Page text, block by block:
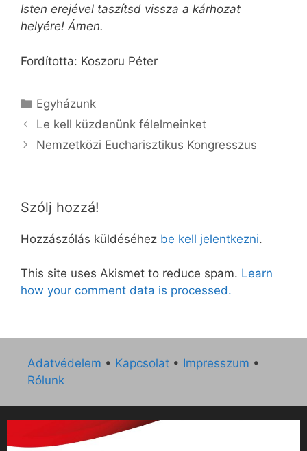
Isten erejével taszítsd vissza a kárhozat
helyére! Ámen.
Fordította: Koszoru Péter
Kategória
Egyházunk
Le kell küzdenünk félelmeinket
Nemzetközi Eucharisztikus Kongresszus
Szólj hozzá!
Hozzászólás küldéséhez be kell jelentkezni.
This site uses Akismet to reduce spam. Learn
how your comment data is processed.
Adatvédelem • Kapcsolat • Impresszum •
Rólunk